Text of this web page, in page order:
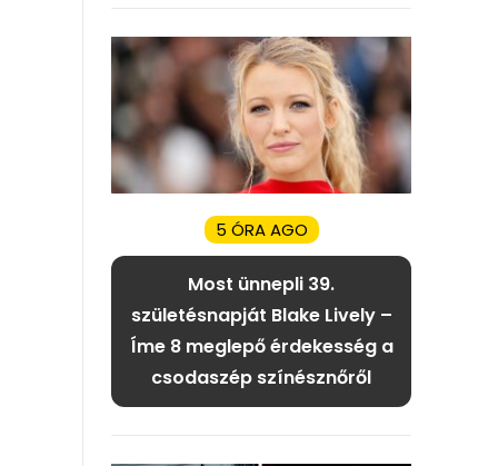
5 ÓRA AGO
Most ünnepli 39.
születésnapját Blake Lively –
Íme 8 meglepő érdekesség a
csodaszép színésznőről